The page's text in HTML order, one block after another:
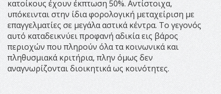
κατοίκους έχουν έκπτωση 50%. Αντίστοιχα,
υπόκεινται στην ίδια φορολογική μεταχείριση με
επαγγελματίες σε μεγάλα αστικά κέντρα. Το γεγονός
αυτό καταδεικνύει προφανή αδικία εις βάρος
περιοχών που πληρούν όλα τα κοινωνικά και
πληθυσμιακά κριτήρια, πλην όμως δεν
αναγνωρίζονται διοικητικά ως κοινότητες.